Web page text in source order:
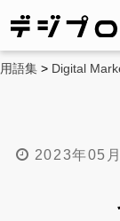
用語集 > Digital
2023年05